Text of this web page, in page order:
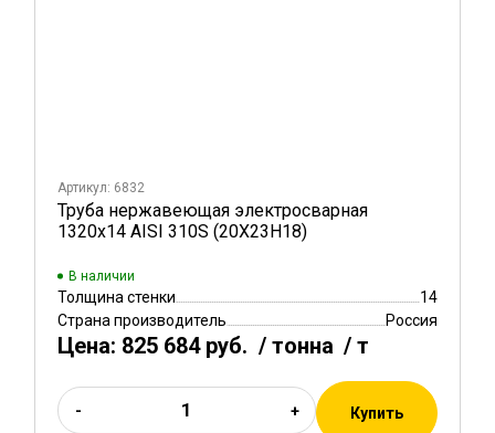
Артикул: 6832
Труба нержавеющая электросварная
1320х14 AISI 310S (20Х23Н18)
В наличии
Толщина стенки
14
Страна производитель
Россия
Цена: 825 684 руб. / тонна / т
- + Купить